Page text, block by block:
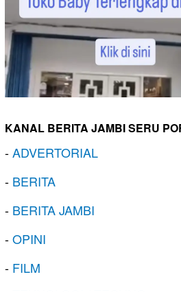
KANAL BERITA JAMBI SERU
-ADVERTORIAL
- BERITA
- BERITA JAMBI
-OPINI
- FILM